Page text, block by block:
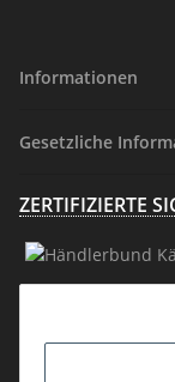
Informationen
Gesetzliche
ZERTIFIZIERTE